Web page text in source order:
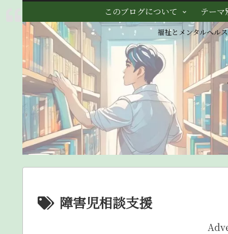
福祉とメンタルヘル
このブログについて テー
障害児相談支援